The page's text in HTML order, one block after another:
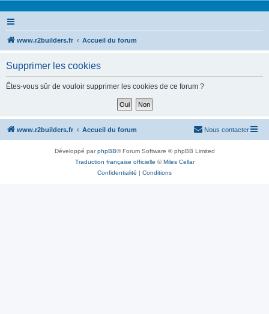
www.r2builders.fr Accueil du forum
Supprimer les cookies
Êtes-vous sûr de vouloir supprimer les cookies de ce forum ?
www.r2builders.fr Accueil du forum Nous contacter
Développé parphpBB® Forum Software © phpBB Limited
Traduction française officielle ©Miles Cellar
Confidentialité | Conditions